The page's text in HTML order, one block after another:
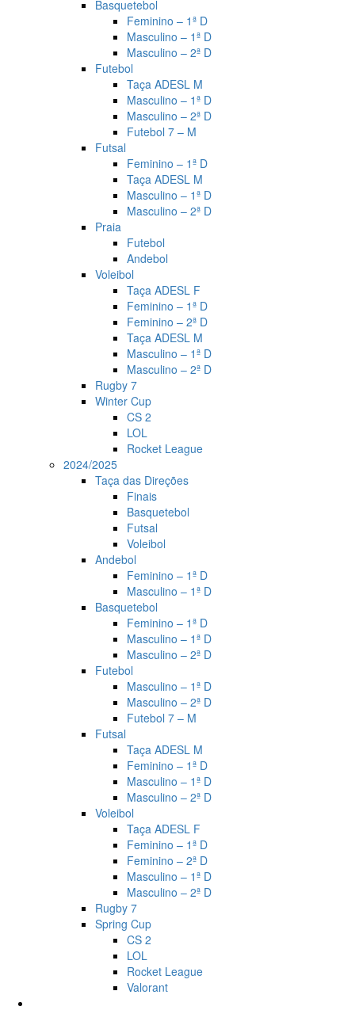
Basquetebol
Feminino – 1ª D
Masculino – 1ª D
Masculino – 2ª D
Futebol
Taça ADESL M
Masculino – 1ª D
Masculino – 2ª D
Futebol 7 – M
Futsal
Feminino – 1ª D
Taça ADESL M
Masculino – 1ª D
Masculino – 2ª D
Praia
Futebol
Andebol
Voleibol
Taça ADESL F
Feminino – 1ª D
Feminino – 2ª D
Taça ADESL M
Masculino – 1ª D
Masculino – 2ª D
Rugby 7
Winter Cup
CS 2
LOL
Rocket League
2024/2025
Taça das Direções
Finais
Basquetebol
Futsal
Voleibol
Andebol
Feminino – 1ª D
Masculino – 1ª D
Basquetebol
Feminino – 1ª D
Masculino – 1ª D
Masculino – 2ª D
Futebol
Masculino – 1ª D
Masculino – 2ª D
Futebol 7 – M
Futsal
Taça ADESL M
Feminino – 1ª D
Masculino – 1ª D
Masculino – 2ª D
Voleibol
Taça ADESL F
Feminino – 1ª D
Feminino – 2ª D
Masculino – 1ª D
Masculino – 2ª D
Rugby 7
Spring Cup
CS 2
LOL
Rocket League
Valorant